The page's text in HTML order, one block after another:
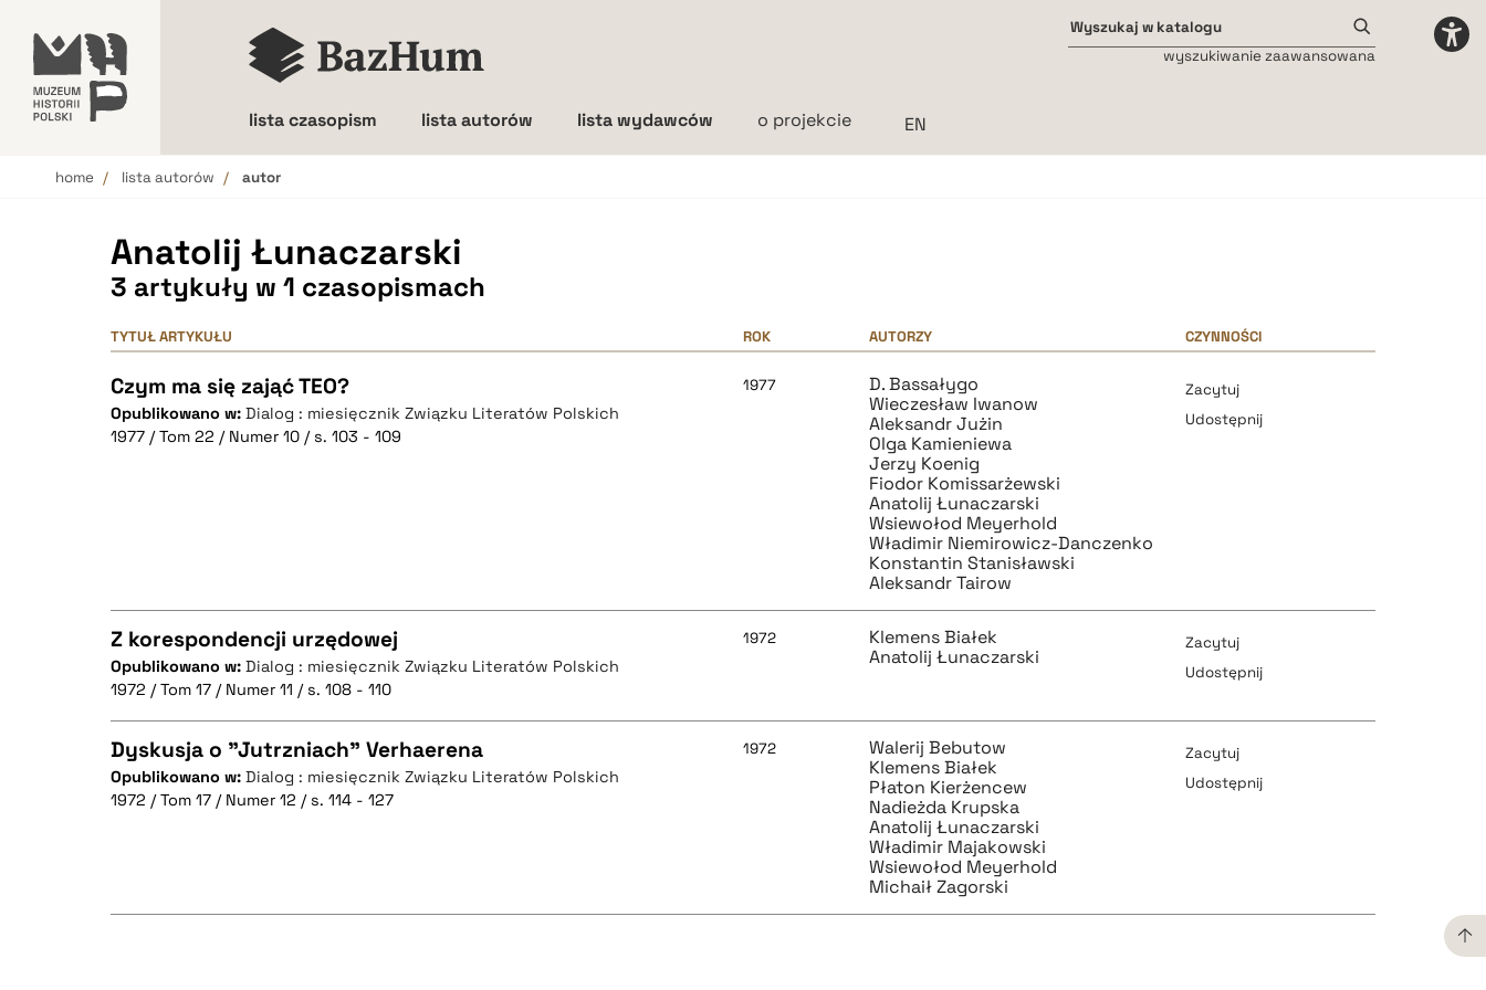
lista czasopism lista autorów lista wydawców o projekcie
wyszukiwanie zaawansowana
home lista autorów autor
Anatolij Łunaczarski
3 artykuły w 1 czasopismach
TYTUŁ ARTYKUŁU ROK AUTORZY CZYNNOŚCI
Czym ma się zająć TEO?
Opublikowano w: Dialog : miesięcznik Związku Literatów Polskich
1977 / Tom 22 / Numer 10 / s. 103 - 109
1977
D. Bassałygo
Wieczesław Iwanow
Aleksandr Jużin
Olga Kamieniewa
Jerzy Koenig
Fiodor Komissarżewski
Anatolij Łunaczarski
Wsiewołod Meyerhold
Władimir Niemirowicz-Danczenko
Konstantin Stanisławski
Aleksandr Tairow
Zacytuj
Udostępnij
CZYSTY TEKST
pobierz cytat
BIBTEX
Z korespondencji urzędowej
Opublikowano w: Dialog : miesięcznik Związku Literatów Polskich
1972 / Tom 17 / Numer 11 / s. 108 - 110
1972
Klemens Białek
Anatolij Łunaczarski
Zacytuj
Udostępnij
CZYSTY TEKST
Dyskusja o "Jutrzniach" Verhaerena
Opublikowano w: Dialog : miesięcznik Związku Literatów Polskich
1972 / Tom 17 / Numer 12 / s. 114 - 127
1972
Walerij Bebutow
Klemens Białek
Płaton Kierżencew
Nadieżda Krupska
Anatolij Łunaczarski
Władimir Majakowski
Wsiewołod Meyerhold
Michaił Zagorski
Zacytuj
Udostępnij